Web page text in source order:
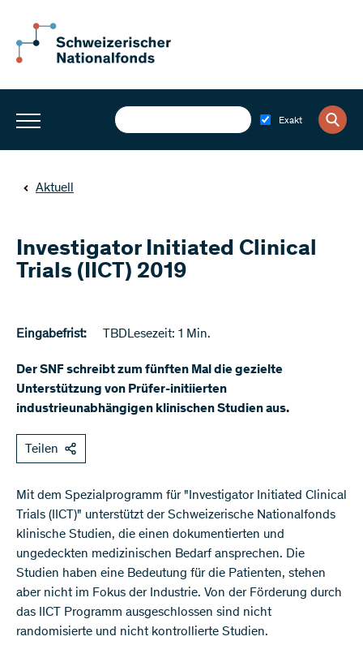
Exakt
Aktuell
Investigator Initiated Clinical
Trials (IICT) 2019
Eingabefrist: TBDLesezeit: 1 Min.
Der SNF schreibt zum fünften Mal die gezielte
Unterstützung von Prüfer-initiierten
industrieunabhängigen klinischen Studien aus.
Teilen
Mit dem Spezialprogramm für "Investigator Initiated Clinical
Trials (IICT)" unterstützt der Schweizerische Nationalfonds
klinische Studien, die einen dokumentierten und
ungedeckten medizinischen Bedarf ansprechen. Die
Studien haben eine Bedeutung für die Patienten, stehen
aber nicht im Fokus der Industrie. Von der Förderung durch
das IICT Programm ausgeschlossen sind nicht
randomisierte und nicht kontrollierte Studien.